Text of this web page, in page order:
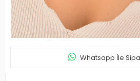
Whatsapp İle